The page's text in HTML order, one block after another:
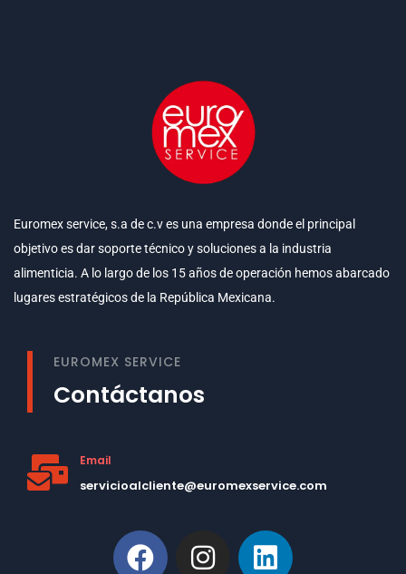
Euromex service, s.a de c.v es una empresa donde el principal
objetivo es dar soporte técnico y soluciones a la industria
alimenticia. A lo largo de los 15 años de operación hemos abarcado
lugares estratégicos de la República Mexicana.
EUROMEX SERVICE
Contáctanos
Email
servicioalcliente@euromexservice.com